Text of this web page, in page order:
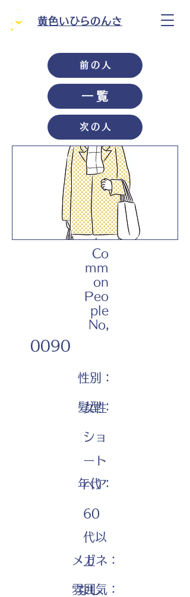
黄色いひらのんさ
前の人
一覧
次の人
Co
mm
on
Peo
ple
No,
0090
性別：
女性
髪型：
ショ
ート
ヘア
年代：
60
代以
上
メガネ：
なし
雰囲気：